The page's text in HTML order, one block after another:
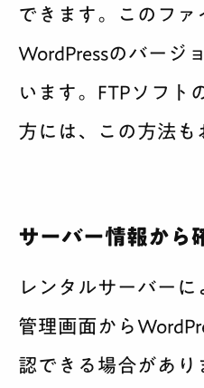
できます。このファ
WordPressのバージ
います。FTPソフト
方には、この方法も
サーバー情報から
レンタルサーバー
管理画面から
認できる場合があ